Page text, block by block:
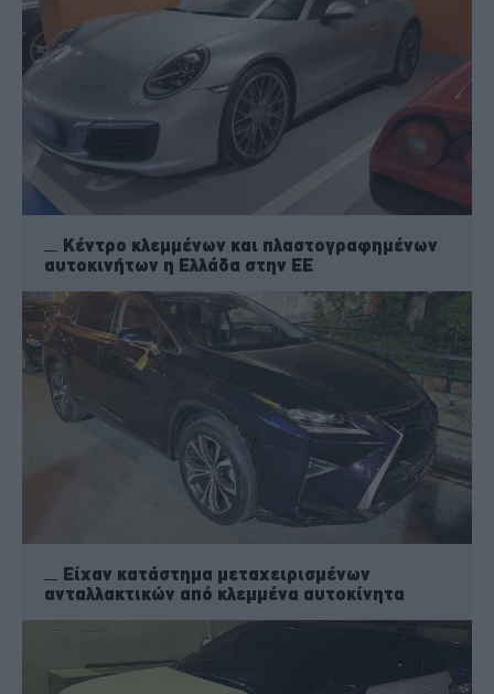
Κέντρο κλεμμένων και πλαστογραφημένων
αυτοκινήτων η Ελλάδα στην ΕΕ
Είχαν κατάστημα μεταχειρισμένων
ανταλλακτικών από κλεμμένα αυτοκίνητα